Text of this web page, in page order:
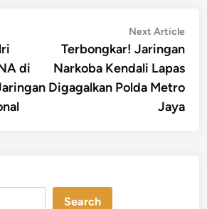
di
Next Article
Terbongkar! Jaringan
Narkoba Kendali Lapas
Digagalkan Polda Metro
Jaya
Search